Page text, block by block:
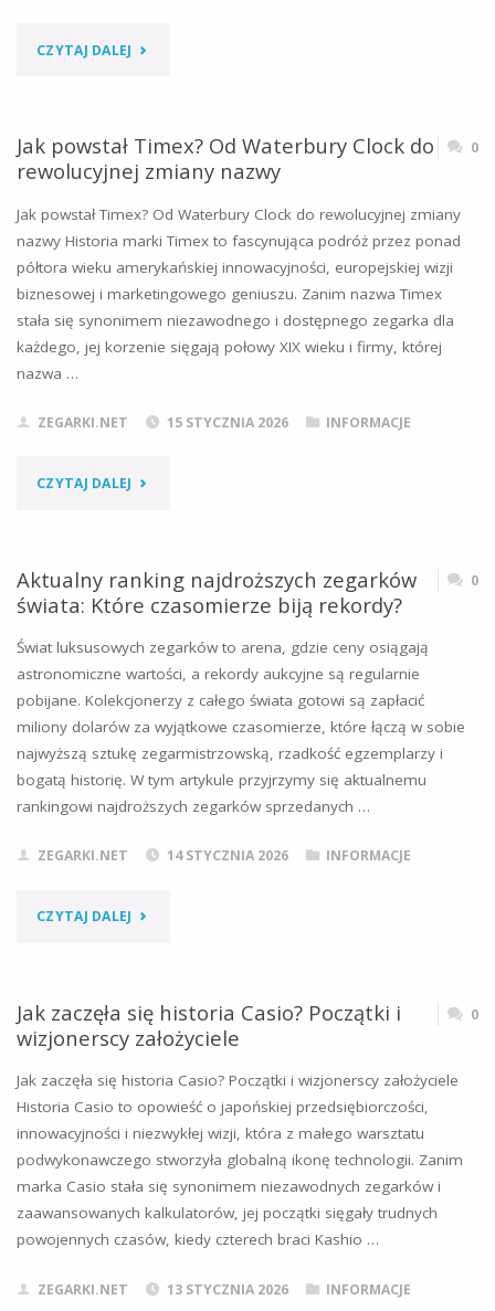
MARKI"
CZYTAJ DALEJ "CZYM
FUNKCJA
GMT
I
JAK
POWSTAŁA
TA
Jak powstał Timex? Od Waterbury Clock do
rewolucyjnej zmiany nazwy
0
Jak powstał Timex? Od Waterbury Clock do rewolucyjnej zmiany
nazwy Historia marki Timex to fascynująca podróż przez ponad
półtora wieku amerykańskiej innowacyjności, europejskiej wizji
biznesowej i marketingowego geniuszu. Zanim nazwa Timex
stała się synonimem niezawodnego i dostępnego zegarka dla
każdego, jej korzenie sięgają połowy XIX wieku i firmy, której
nazwa …
ZEGARKI.NET 15 STYCZNIA 2026 INFORMACJE
CZYTAJ DALEJ "JAK
TIMEX?
OD
WATERBURY
CLOCK
DO
REWOLUCYJNEJ
Aktualny ranking najdroższych zegarków
świata: Które czasomierze biją rekordy?
0
Świat luksusowych zegarków to arena, gdzie ceny osiągają
astronomiczne wartości, a rekordy aukcyjne są regularnie
pobijane. Kolekcjonerzy z całego świata gotowi są zapłacić
miliony dolarów za wyjątkowe czasomierze, które łączą w sobie
najwyższą sztukę zegarmistrzowską, rzadkość egzemplarzy i
bogatą historię. W tym artykule przyjrzymy się aktualnemu
rankingowi najdroższych zegarków sprzedanych …
ZEGARKI.NET 14 STYCZNIA 2026 INFORMACJE
CZYTAJ DALEJ "AKTUALNY
NAJDROŻSZYCH
ZEGARKÓW
ŚWIATA:
KTÓRE
CZASOMIERZE
BIJĄ
Jak zaczęła się historia Casio? Początki i
wizjonerscy założyciele
0
Jak zaczęła się historia Casio? Początki i wizjonerscy założyciele
Historia Casio to opowieść o japońskiej przedsiębiorczości,
innowacyjności i niezwykłej wizji, która z małego warsztatu
podwykonawczego stworzyła globalną ikonę technologii. Zanim
marka Casio stała się synonimem niezawodnych zegarków i
zaawansowanych kalkulatorów, jej początki sięgały trudnych
powojennych czasów, kiedy czterech braci Kashio …
ZEGARKI.NET 13 STYCZNIA 2026 INFORMACJE